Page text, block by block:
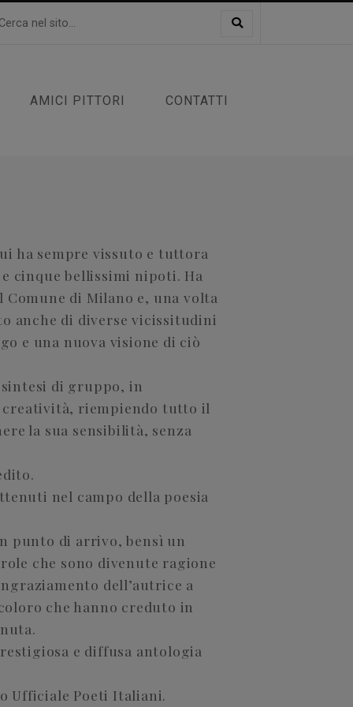
AMICI PITTORI CONTATTI
ha sempre vissuto e tuttora
cinque bellissimi nipoti. Ha
di Milano e, una volta
anche di diverse vicissitudini
e una nuova visione di ciò
di gruppo, in
creatività, riempiendo tutto il
la sua sensibilità, senza
nel campo della poesia
punto di arrivo, bensì un
che sono divenute ragione
dell’autrice a
che hanno creduto in
e diffusa antologia
Ufficiale Poeti Italiani.